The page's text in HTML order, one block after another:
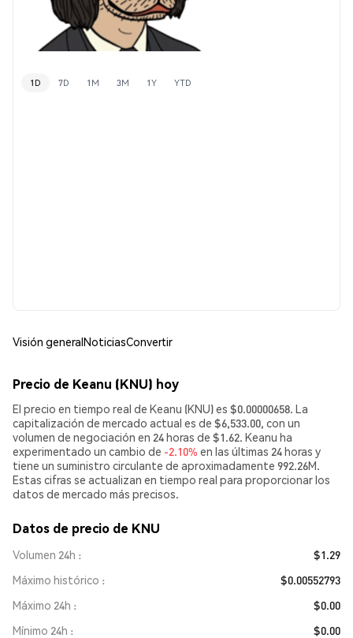
1D 7D 1M 3M 1Y YTD
Visión generalNoticiasConvertir
Precio de Keanu (KNU) hoy
El precio en tiempo real de Keanu (KNU) es $0.00000658. La
capitalización de mercado actual es de $6,533.00, con un
volumen de negociación en 24 horas de $1.62. Keanu ha
experimentado un cambio de -2.10% en las últimas 24 horas y
tiene un suministro circulante de aproximadamente 992.26M.
Estas cifras se actualizan en tiempo real para proporcionar los
datos de mercado más precisos.
Datos de precio de KNU
Volumen 24h
$1.29
Máximo histórico
$0.00552793
Máximo 24h
$0.00
Mínimo 24h
$0.00